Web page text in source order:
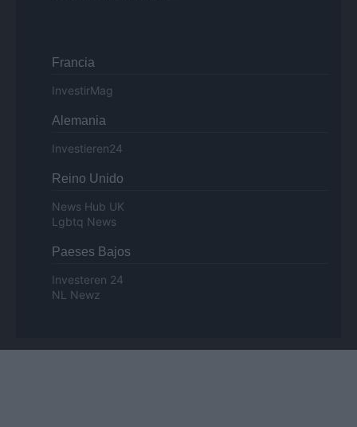
Francia
InvestirMag
Alemania
Investieren24
Reino Unido
News Hub UK
Lgbtq News
Paeses Bajos
Investeren 24
NL Newz